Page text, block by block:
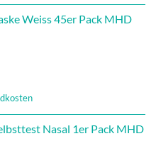
Weiss 45er Pack MHD
Nasal 1er Pack MHD